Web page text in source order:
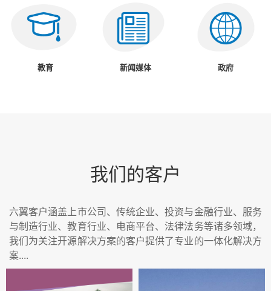
教育 新闻媒体 政府
我们的客户
六翼客户涵盖上市公司、传统企业、投资与金融行业、服务
与制造行业、教育行业、电商平台、法律法务等诸多领域，
我们为关注开源解决方案的客户提供了专业的一体化解决方
案....